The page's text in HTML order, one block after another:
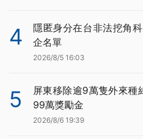
4
隱匿身分在台非法挖角
企名單
2026/8/5 16:03
5
屏東移除逾9萬隻外來種
99萬獎勵金
2026/8/6 19:39